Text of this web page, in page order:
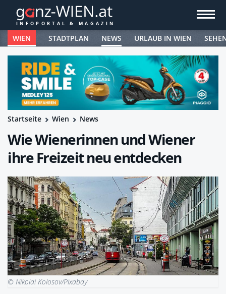
WIEN STADTPLAN NEWS URLAUB IN WIEN
Startseite Wien News
Wie Wienerinnen und Wiener
ihre Freizeit neu entdecken
© Nikolai Kolosov/Pixabay